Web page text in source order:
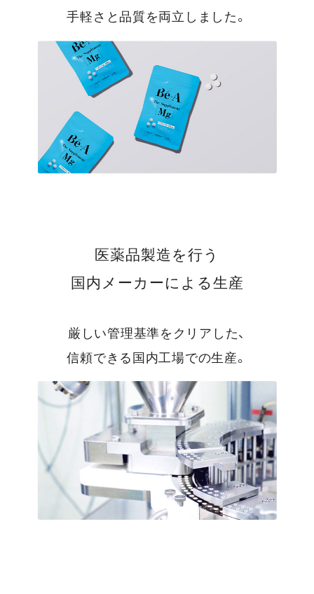
手軽さと品質を両立しました。
医薬品製造を行う
国内メーカーによる生産
厳しい管理基準をクリアした、
信頼できる国内工場での生産。